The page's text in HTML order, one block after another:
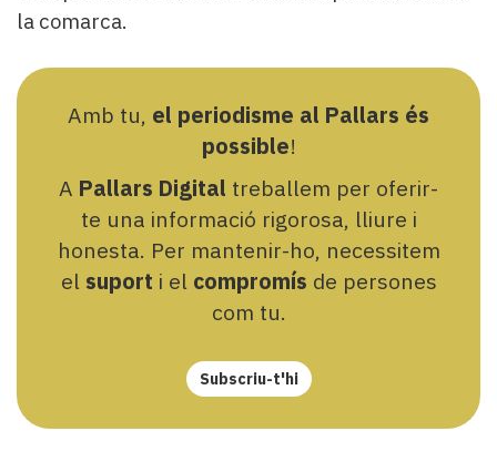
la comarca.
Amb tu, el periodisme al Pallars és
possible!
A Pallars Digital treballem per oferir-
te una informació rigorosa, lliure i
honesta. Per mantenir-ho, necessitem
el suport i el compromís de persones
com tu.
Subscriu-t'hi